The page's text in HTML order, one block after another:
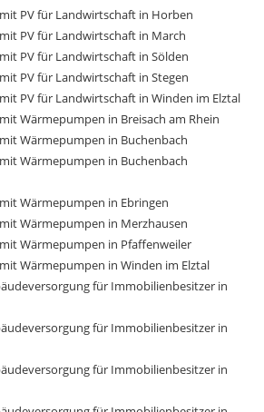
PV für Landwirtschaft in Horben
PV für Landwirtschaft in March
PV für Landwirtschaft in Sölden
PV für Landwirtschaft in Stegen
PV für Landwirtschaft in Winden im Elztal
Wärmepumpen in Breisach am Rhein
Wärmepumpen in Buchenbach
Wärmepumpen in Buchenbach
Wärmepumpen in Ebringen
Wärmepumpen in Merzhausen
Wärmepumpen in Pfaffenweiler
Wärmepumpen in Winden im Elztal
für Immobilienbesitzer in
für Immobilienbesitzer in
für Immobilienbesitzer in